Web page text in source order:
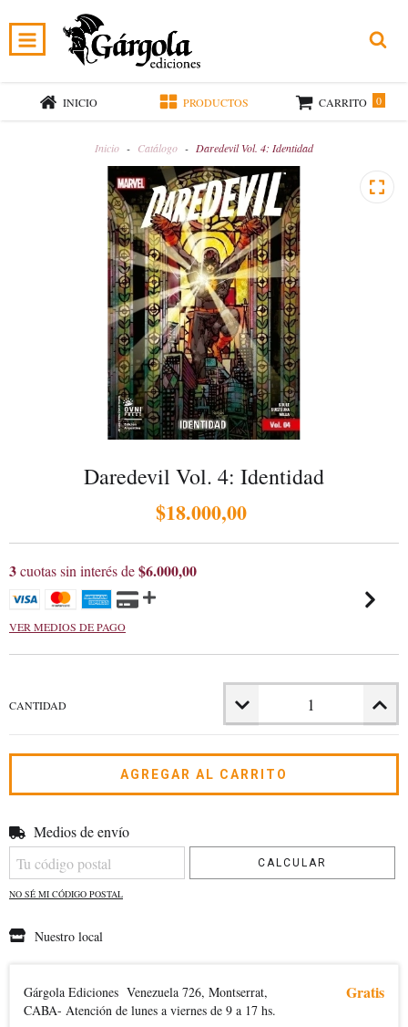
INICIO PRODUCTOS CARRITO 0
Inicio - Catálogo - Daredevil Vol. 4: Identidad
Daredevil Vol. 4: Identidad
$18.000,00
3cuotas sin interés de$6.000,00
VER MEDIOS DE PAGO
CANTIDAD
Entregas para el CP:
Medios de envío
CALCULAR
NO SÉ MI CÓDIGO POSTAL
Nuestro local
Gárgola Ediciones Venezuela 726, Montserrat,
CABA- Atención de lunes a viernes de 9 a 17 hs.
Gratis